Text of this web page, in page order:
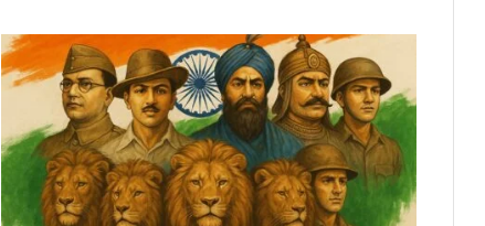
at
s
A
p
p
c
e
b
o
o
k
itt
e
r
k
e
dI
n
ai
l
ar
e